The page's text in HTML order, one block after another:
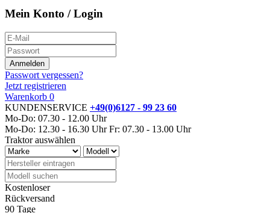
Mein Konto / Login
Passwort vergessen?
Jetzt registrieren
Warenkorb 0
KUNDENSERVICE +49(0)6127 - 99 23 60
Mo-Do: 07.30 - 12.00 Uhr
Mo-Do: 12.30 - 16.30 Uhr Fr: 07.30 - 13.00 Uhr
Traktor auswählen
Kostenloser
Rückversand
90 Tage